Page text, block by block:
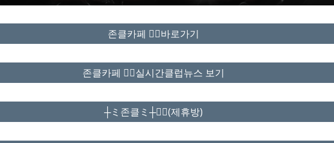
존클카페 ❤️‍🔥바로가기
존클카페 ❤️‍🔥실시간클럽뉴스 보기
┼ミ존클ミ┼❤️‍🔥(제휴방)